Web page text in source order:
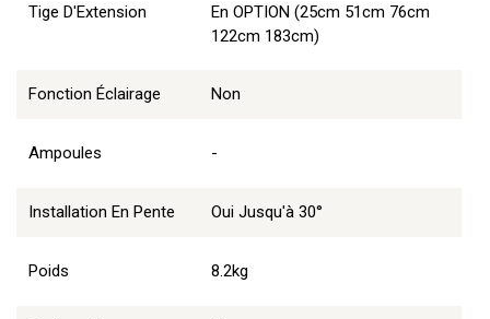
Tige D'Extension
En OPTION (25cm 51cm 76cm
122cm 183cm)
Fonction Éclairage Non
Ampoules -
Installation En Pente Oui Jusqu'à 30°
Poids 8.2kg